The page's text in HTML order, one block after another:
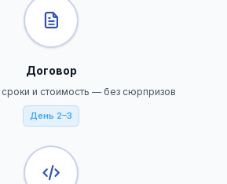
Договор
и стоимость — без сюрпризов
День 2–3